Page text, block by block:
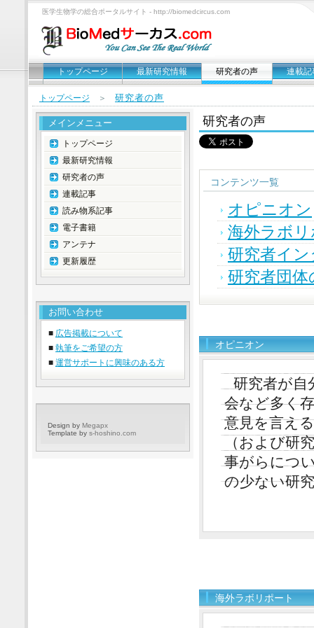
医学生物学の総合ポータルサイト - http://biomedcircus.com
トップページ 最新研究情報 研究者の声 連載記
トップページ ＞ 研究者の声
研究者の声
コンテンツ一覧
オピニオン
海外ラボ
研究者イ
研究者団体
オピニオン
研究者が自
会など多く
意見を言え
（および研
事がらにつ
の少ない研
海外ラボリポート
メインメニュー
トップページ
最新研究情報
研究者の声
連載記事
読み物系記事
電子書籍
アンテナ
更新履歴
お問い合わせ
■ 広告掲載について
■ 執筆をご希望の方
■ 運営サポートに興味のある方
Design by Megapx
Template by s-hoshino.com